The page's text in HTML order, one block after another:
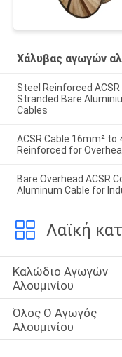
Χάλυβας αγωγών
Steel Reinforced
Stranded Bare
Cables
ACSR Cable 16mm²
Reinforced for
Bare Overhead ACSR
Aluminum Cable for
Λαϊκή
Καλώδιο Αγωγών
Αλουμινίου
Όλος Ο Αγωγός
Αλουμινίου